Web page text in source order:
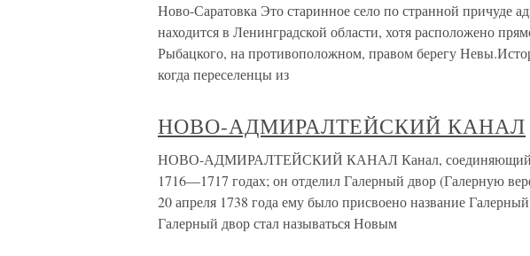
Ново-Саратовка Это старинное село по странной причуде
находится в Ленинградской области, хотя расположено
Рыбацкого, на противоположном, правом берегу
когда переселенцы из
НОВО-АДМИРАЛТЕЙСКИЙ КАНАЛ
НОВО-АДМИРАЛТЕЙСКИЙ КАНАЛ Канал, соединяющий
1716—1717 годах; он отделил Галерный двор (Галерную
20 апреля 1738 года ему было присвоено название
Галерный двор стал называться Новым